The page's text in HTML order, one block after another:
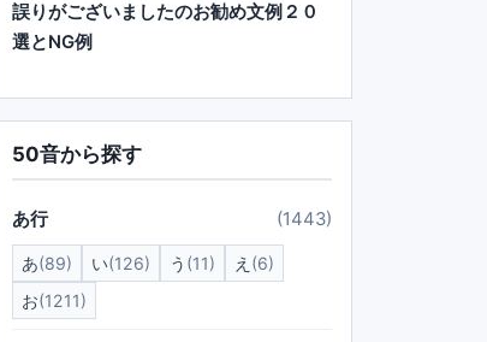
誤りがございましたのお勧め文例２０
選とNG例
50音から探す
あ行 (1443)
あ(89) い(126) う (11) え (6)
お(1211)